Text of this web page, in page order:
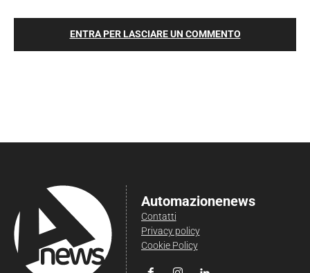
ENTRA PER LASCIARE UN COMMENTO
Automazionenews
Contatti
Privacy policy
Cookie Policy